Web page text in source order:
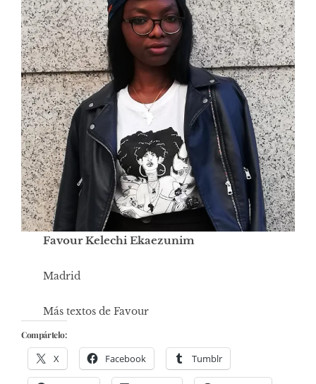
Favour Kelechi Ekaezunim
Madrid
Más textos de Favour
Compártelo:
X Facebook Tumblr